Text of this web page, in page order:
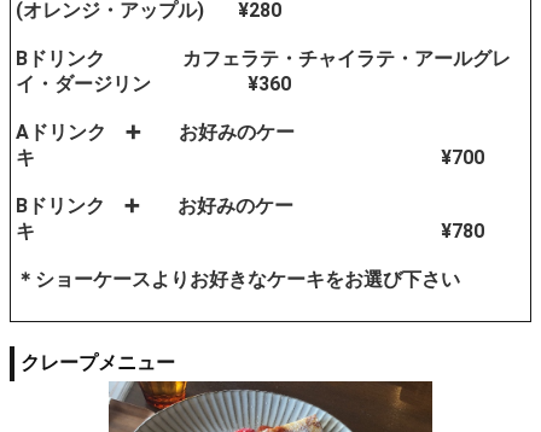
(オレンジ・アップル) ¥280
Bドリンク カフェラテ・チャイラテ・アールグレ
イ・ダージリン ¥360
Aドリンク ➕ お好みのケー
キ ¥700
Bドリンク ➕ お好みのケー
キ ¥780
＊ショーケースよりお好きなケーキをお選び下さい
クレープメニュー